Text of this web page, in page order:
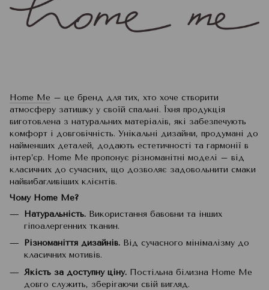
Home Me – це бренд для тих, хто хоче створити
атмосферу затишку у своїй спальні. Їхня продукція
виготовлена з натуральних матеріалів, які забезпечують
комфорт і довговічність. Унікальні дизайни, продумані до
найменших деталей, додають естетичності та гармонії в
інтер’єр. Home Me пропонує різноманітні моделі – від
класичних до сучасних, що дозволяє задовольнити смаки
найвибагливіших клієнтів.
Чому Home Me?
Натуральність. Використання бавовни та інших
гіпоалергенних тканин.
Різноманіття дизайнів. Від сучасного мінімалізму до
класичних мотивів.
Якість за доступну ціну. Постільна білизна Home Me
довго служить, зберігаючи свій вигляд.